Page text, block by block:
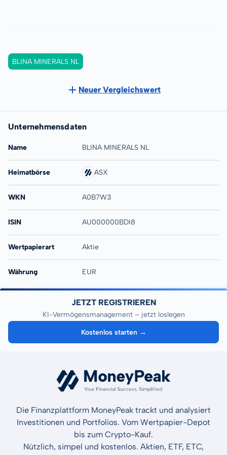
BLINA MINERALS NL
Neuer Vergleichswert
Unternehmensdaten
Name BLINA MINERALS NL
Heimatbörse ASX
WKN A0B7W3
ISIN AU000000BDI8
Wertpapierart Aktie
Währung EUR
JETZT REGISTRIEREN
KI-Vermögensmanagement – jetzt loslegen
Kostenlos starten →
Die Finanzplattform MoneyPeak trackt und analysiert
Investitionen und Portfolios. Vom Wertpapier-Depot
bis zum Crypto-Kauf.
Nützlich, simpel und kostenlos. Aktien, ETF, ETC,